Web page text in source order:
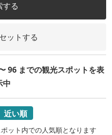
する
ットする
96 までの観光スポットを表
中
近い順
ット内での人気順となります